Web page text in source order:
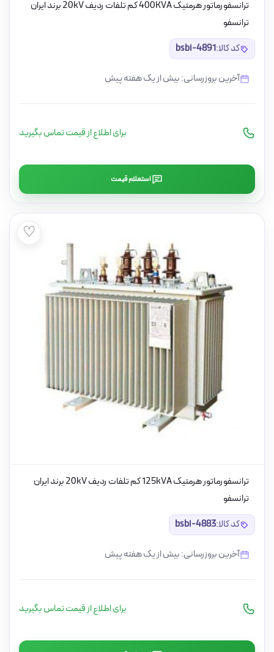
ترانسفورماتور هرمتیک 400KVA کم تلفات ردیف 20kV برند ایران
ترانسفو
کد کالا:bsbi-4891
آخرین بروزرسانی: بیش از یک هفته پیش
برای اطلاع از قیمت تماس بگیرید
استعلام قیمت
♡
ترانسفورماتور هرمتیک 125kVA کم تلفات ردیف 20kV برند ایران
ترانسفو
کد کالا:bsbi-4883
آخرین بروزرسانی: بیش از یک هفته پیش
برای اطلاع از قیمت تماس بگیرید